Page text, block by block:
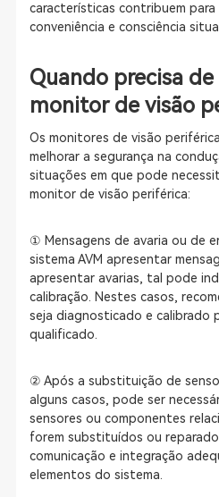
características contribuem para
conveniência e consciência
Quando precisa
monitor de visão
Os monitores de visão
melhorar a segurança na
situações em que pode
monitor de visão periférica:
① Mensagens de avaria ou de
sistema AVM apresentar
apresentar avarias, tal pode
calibração. Nestes casos,
seja diagnosticado e calibrado
qualificado.
② Após a substituição de
alguns casos, pode ser
sensores ou componentes
forem substituídos ou
comunicação e integração
elementos do sistema.